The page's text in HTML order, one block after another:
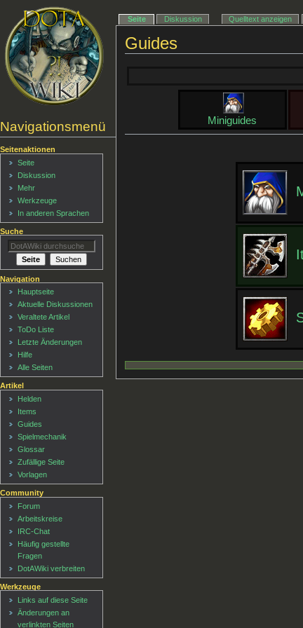
Guides
Miniguides
Navigationsmenü
Seite Diskussion Quelltext anzeigen
Seitenaktionen
Seite
Diskussion
Mehr
Werkzeuge
In anderen Sprachen
Suche
Navigation
Hauptseite
Aktuelle Diskussionen
Veraltete Artikel
ToDo Liste
Letzte Änderungen
Hilfe
Alle Seiten
Artikel
Helden
Items
Guides
Spielmechanik
Glossar
Zufällige Seite
Vorlagen
Community
Forum
Arbeitskreise
IRC-Chat
Häufig gestellte
Fragen
DotAWiki verbreiten
Werkzeuge
Links auf diese Seite
Änderungen an
verlinkten Seiten